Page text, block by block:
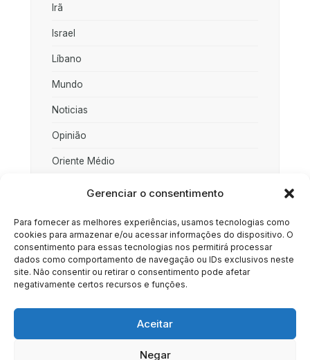
Gerenciar o consentimento
Para fornecer as melhores experiências, usamos tecnologias como
cookies para armazenar e/ou acessar informações do dispositivo. O
consentimento para essas tecnologias nos permitirá processar
dados como comportamento de navegação ou IDs exclusivos neste
site. Não consentir ou retirar o consentimento pode afetar
negativamente certos recursos e funções.
Aceitar
Negar
Irã
Israel
Líbano
Mundo
Noticias
Opinião
Oriente Médio
Rússia
Sociedade
Uncategorized